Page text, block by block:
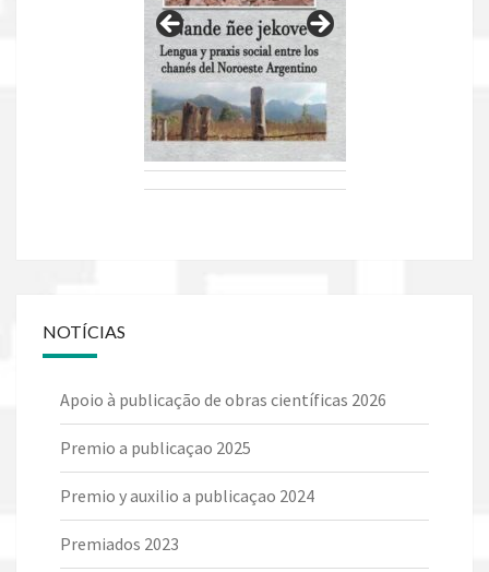
NOTÍCIAS
Apoio à publicação de obras científicas 2026
Premio a publicaçao 2025
Premio y auxilio a publicaçao 2024
Premiados 2023